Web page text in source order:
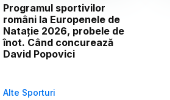
Programul sportivilor
români la Europenele de
Natație 2026, probele de
înot. Când concurează
David Popovici
Alte Sporturi